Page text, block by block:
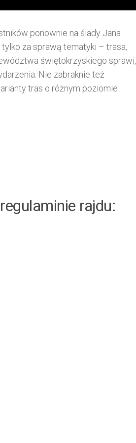
ponownie na ślady Jana
tylko za sprawą tematyki – trasa,
świętokrzyskiego sprawi,
Nie zabraknie też
tras o różnym poziomie
rajdu: